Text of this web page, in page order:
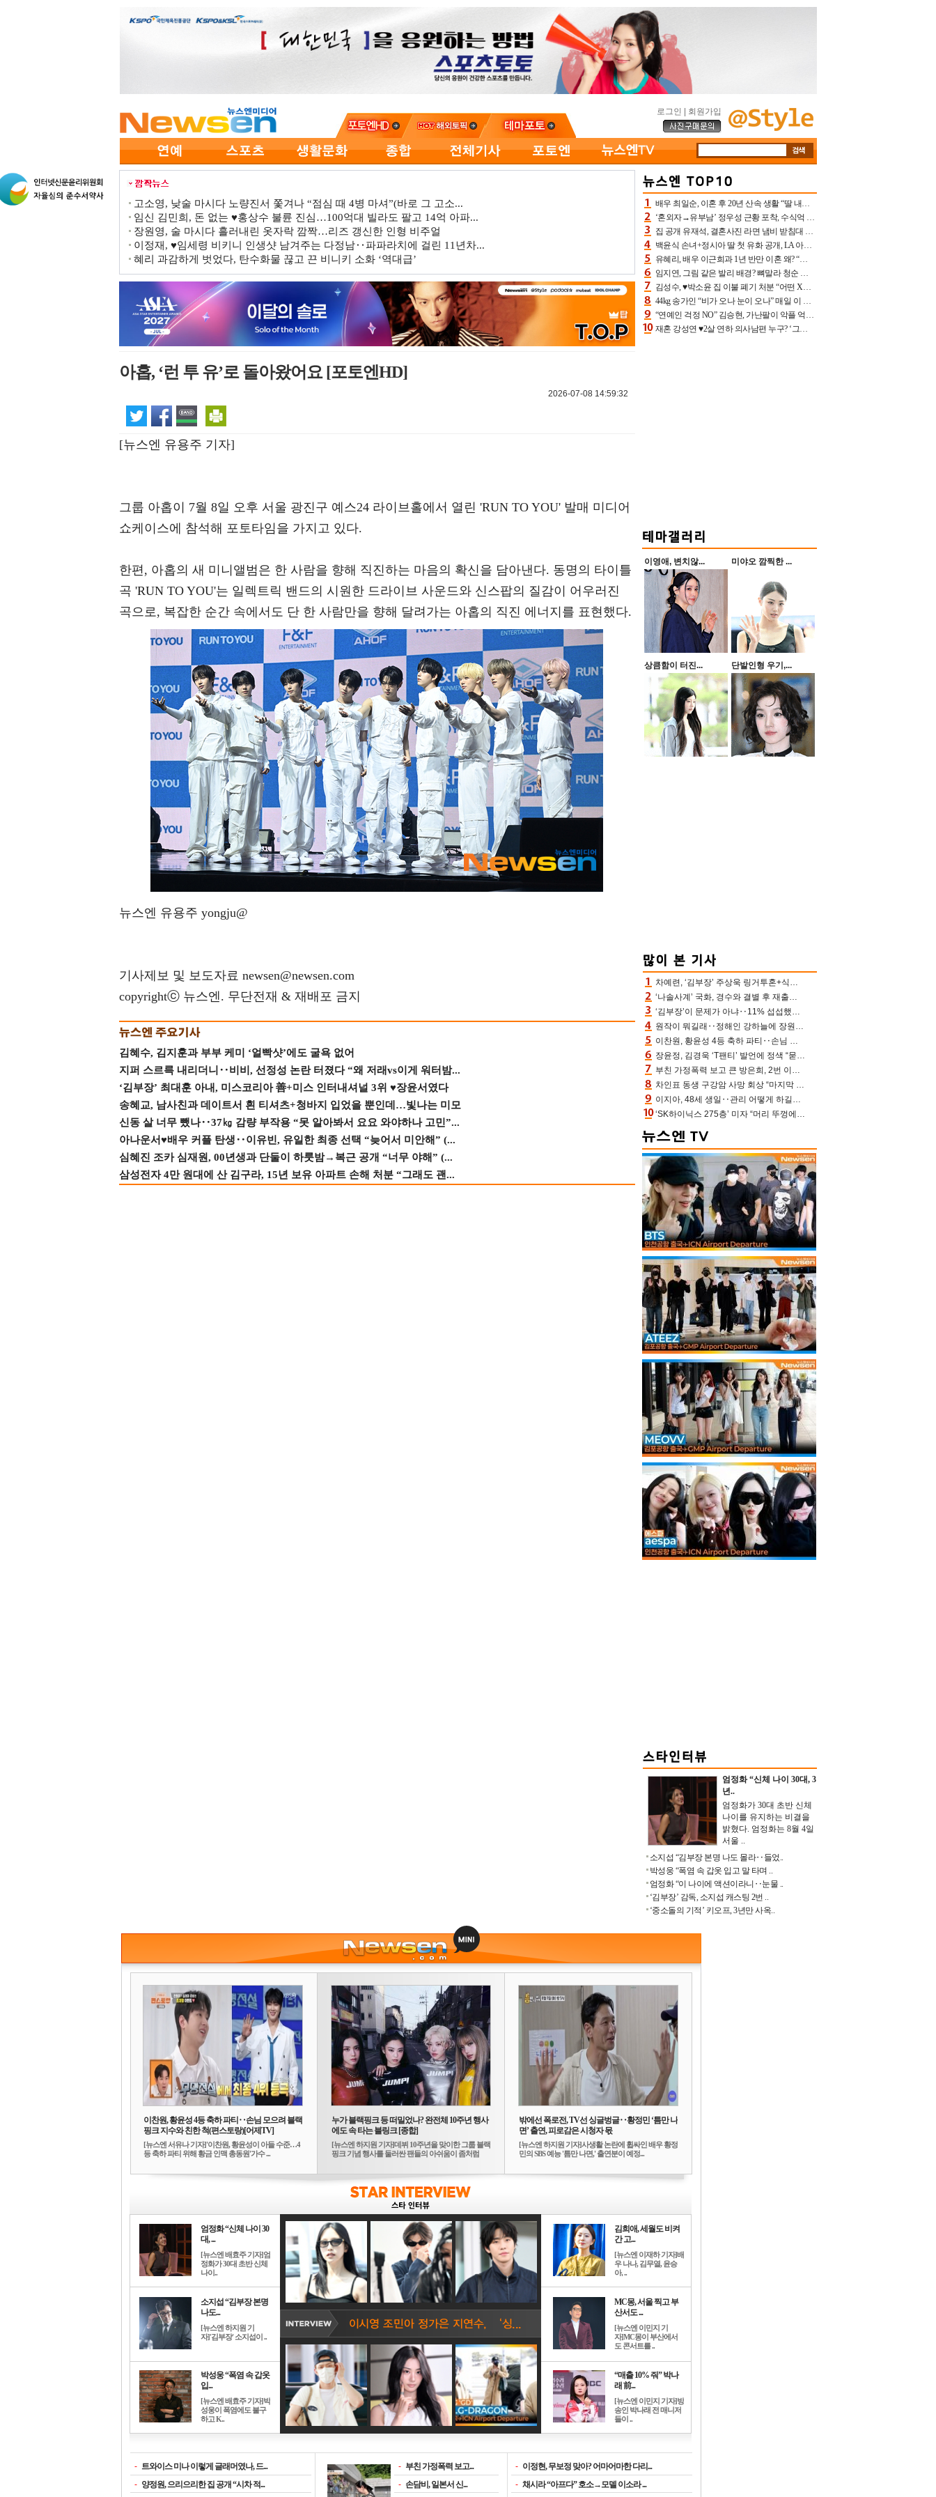
로그인 회원가입
고소영, 낮술 마시다 노량진서 쫓겨나 “점심 때 4병 마셔”(바로 그 고소...
임신 김민희, 돈 없는 ♥홍상수 불륜 진심…100억대 빌라도 팔고 14억 아파...
장원영, 술 마시다 흘러내린 옷자락 깜짝…리즈 갱신한 인형 비주얼
이정재, ♥임세령 비키니 인생샷 남겨주는 다정남‥파파라치에 걸린 11년차...
혜리 과감하게 벗었다, 탄수화물 끊고 끈 비니키 소화 ‘역대급’
아홉, ‘런 투 유’로 돌아왔어요 [포토엔HD]
2026-07-08 14:59:32
[뉴스엔 유용주 기자]
그룹 아홉이 7월 8일 오후 서울 광진구 예스24 라이브홀에서 열린 'RUN TO YOU' 발매 미디어
쇼케이스에 참석해 포토타임을 가지고 있다.
한편, 아홉의 새 미니앨범은 한 사람을 향해 직진하는 마음의 확신을 담아낸다. 동명의 타이틀
곡 'RUN TO YOU'는 일렉트릭 밴드의 시원한 드라이브 사운드와 신스팝의 질감이 어우러진
곡으로, 복잡한 순간 속에서도 단 한 사람만을 향해 달려가는 아홉의 직진 에너지를 표현했다.
뉴스엔 유용주 yongju@
기사제보 및 보도자료 newsen@newsen.com
copyrightⓒ 뉴스엔. 무단전재 & 재배포 금지
김혜수, 김지훈과 부부 케미 ‘얼빡샷’에도 굴욕 없어
지퍼 스르륵 내리더니‥비비, 선정성 논란 터졌다 “왜 저래vs이게 워터밤...
‘김부장’ 최대훈 아내, 미스코리아 善+미스 인터내셔널 3위 ♥장윤서였다
송혜교, 남사친과 데이트서 흰 티셔츠+청바지 입었을 뿐인데…빛나는 미모
신동 살 너무 뺐나‥37㎏ 감량 부작용 “못 알아봐서 요요 와야하나 고민”...
아나운서♥배우 커플 탄생‥이유빈, 유일한 최종 선택 “늦어서 미안해” (...
심혜진 조카 심재원, 00년생과 단둘이 하룻밤→복근 공개 “너무 야해” (...
삼성전자 4만 원대에 산 김구라, 15년 보유 아파트 손해 처분 “그래도 괜...
배우 최일순, 이혼 후 20년 산속 생활 “딸 내가 버렸다고 원망‥맘 아파”(특종)[어제TV]
‘혼외자→유부남’ 정우성 근황 포착, 수식억 해킹 피해 후배 만났다 “존경하는”
집 공개 유재석, 결혼사진 라면 냄비 받침대 되고 분노‥가족사진도 피해(놀뭐)[어제TV]
백윤식 손녀+정시아 딸 첫 유화 공개, LA 아트쇼→서울국제조각페스타 작가다운 수준급 실력
유혜리, 배우 이근희과 1년 반만 이혼 왜? “식칼 꽂고 의자 던져” 충격 폭로(특종)[어제TV]
임지연, 그림 같은 발리 배경? 뼈말라 청순 비키니 핏에 상대 안 되네
김성수, ♥박소윤 집 이불 폐기 처분 “어떤 X이랑 썼을지 몰라” 질투(신랑수업2)[어제TV]
44kg 송가인 “비가 오나 눈이 오나” 매일 이 운동, 허벅지 근육량 상승+체지방 감소
“연예인 걱정 NO” 김승현, 가난팔이 악플 억울할만‥아내+딸과 日 여행
재혼 강성연 ♥2살 연하 의사남편 누구? ‘그알’ 자문의에 훈남 비주얼 초엘리트 스펙 [종합]
이영애, 변치않... 미야오 깜찍한 ...
상큼함이 터진... 단발인형 우기,...
차예련, ‘김부장’ 주상욱 링거투혼+식스팩 비화 “옷 벗는데 아저씨는 안 된다고”(차장금)
‘나솔사계’ 국화, 경수와 결별 후 재출연…첫인상 3표 몰표
‘김부장’이 문제가 아냐‥11% 섭섭했던 ‘재벌X형사2’ 돈·빽 총동원해 컴백 [TV보고서]
원작이 뭐길래‥정해인 강하늘에 장원영까지 참여한 이 영화
이찬원, 황윤성 4등 축하 파티‥손님 모으려 블랙핑크 지수와 친한 척(편스토랑)[어제TV]
장윤정, 김경욱 ‘T팬티’ 발언에 정색 “묻지 않았는데, 그것도 성희롱”(장공장)
부친 가정폭력 보고 큰 방은희, 2번 이혼 후 잠수→母 고독사에 자책(특종세상)[어제TV]
차인표 동생 구강암 사망 회상 “마지막 순간 동생 손 잡아준 신애라, 두고두고 고마워” (신애라이프)
이지아, 48세 생일‥관리 어떻게 하길래 놀라운 동안 미모
‘SK하이닉스 275층’ 미자 “머리 뚜껑에서 사, 주식만 안 해도 돈 버는 것”
엄정화 “신체 나이 30대, 3
년..
엄정화가 30대 초반 신체
나이를 유지하는 비결을
밝혔다. 엄정화는 8월 4일
서울 ..
소지섭 “김부장 본명 나도 몰라‥들었..
박성웅 “폭염 속 갑옷 입고 말 타며 ..
엄정화 “이 나이에 액션이라니‥눈물 ..
‘김부장’ 감독, 소지섭 캐스팅 2번 ..
‘중소돌의 기적’ 키오프, 3년만 사옥..
이찬원, 황윤성 4등 축하 파티‥손님 모으려 블랙
핑크 지수와 친한 척(편스토랑)[어제TV]
[뉴스엔 서유나 기자]'이찬원, 황윤성이 아들 수준…4
등 축하 파티 위해 황금 인맥 총동원'가수 ...
누가 블랙핑크 등 떠밀었나? 완전체 10주년 행사
에도 속 타는 블링크 [종합]
[뉴스엔 하지원 기자]데뷔 10주년을 맞이한 그룹 블랙
핑크 기념 행사를 둘러싼 팬들의 아쉬움이 좀처럼
밖에선 폭로전, TV선 싱글벙글‥황정민 ‘틈만 나
면’ 출연, 피로감은 시청자 몫
[뉴스엔 하지원 기자]사생활 논란에 휩싸인 배우 황정
민의 SBS 예능 '틈만 나면,' 출연분이 예정...
엄정화 “신체 나이 30
대, ...
[뉴스엔 배효주 기자]엄
정화가 30대 초반 신체
나이..
소지섭 “김부장 본명
나도...
[뉴스엔 하지원 기
자]'김부장' 소지섭이 ..
박성웅 “폭염 속 갑옷
입...
[뉴스엔 배효주 기자]박
성웅이 폭염에도 불구
하고 K..
김희애, 세월도 비켜
간 고...
[뉴스엔 이재하 기자]배
우 나나, 김무열, 윤승
아, ..
MC몽, 서울 찍고 부
산서도 ...
[뉴스엔 이민지 기
자]MC몽이 부산에서
도 콘서트를 ..
“매출 10% 줘” 박나
래 前...
[뉴스엔 이민지 기자]방
송인 박나래 전 매니저
들이 ..
- 트와이스 미나 이렇게 글래머였나, 드...
- 양정원, 으리으리한 집 공개 “시차 적...
- 부친 가정폭력 보고...
- 손담비, 일본서 신...
- 이정현, 무보정 맞아? 어마어마한 다리...
- 채시라 “아프다” 호소→모델 이소라 ...